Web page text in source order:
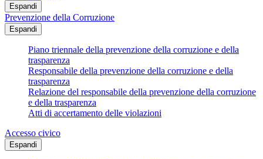
Espandi
Prevenzione della Corruzione
Espandi
Piano triennale della prevenzione della corruzione e della
trasparenza
Responsabile della prevenzione della corruzione e della
trasparenza
Relazione del responsabile della prevenzione della corruzione
e della trasparenza
Atti di accertamento delle violazioni
Accesso civico
Espandi